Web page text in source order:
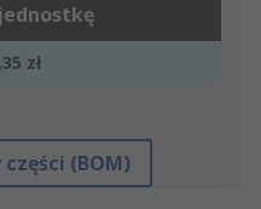
zł
(BOM)